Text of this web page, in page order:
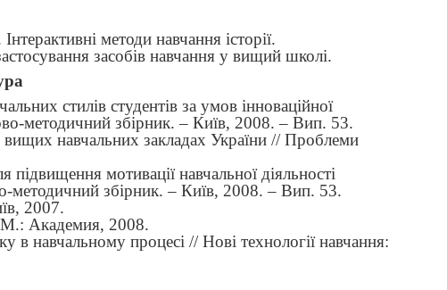
методи навчання історії.
засобів навчання у вищий школі.
стилів студентів за умов інноваційної
методичний збірник. – Київ, 2008. – Вип. 53.
навчальних закладах України // Проблеми
мотивації навчальної діяльності
методичний збірник. – Київ, 2008. – Вип. 53.
2007.
Академия, 2008.
в навчальному процесі // Нові технології навчання: